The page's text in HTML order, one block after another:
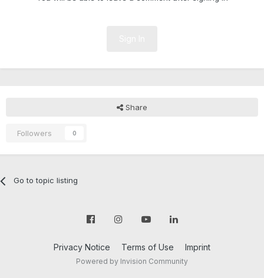
Share
Followers 0
Go to topic listing
Privacy Notice Terms of Use Imprint
Powered by Invision Community